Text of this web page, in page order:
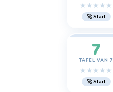
★ ★ ★ ★ ★
🚀 Start
7
TAFEL VAN 7
★ ★ ★ ★ ★
🚀 Start